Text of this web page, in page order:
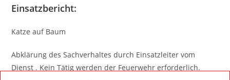
Einsatzbericht:
Katze auf Baum
Abklärung des Sachverhaltes durch Einsatzleiter vom
Dienst . Kein Tätig werden der Feuerwehr erforderlich.